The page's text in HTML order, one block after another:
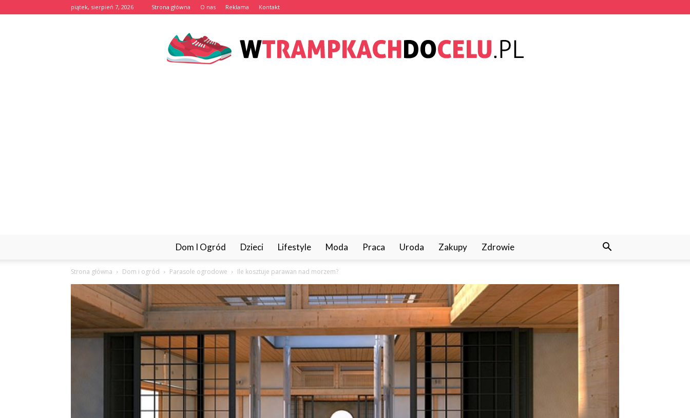
piątek, sierpień 7, 2026 Strona główna O nas Reklama Kontakt
Dom I Ogród Dzieci Lifestyle Moda Praca Uroda Zakupy Zdrowie
Strona główna Dom i ogród Parasole ogrodowe Ile kosztuje parawan nad morzem?